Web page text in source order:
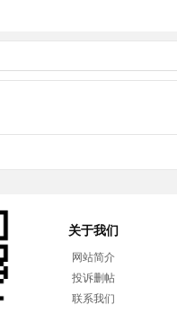
关于我们
网站简介
投诉删帖
联系我们